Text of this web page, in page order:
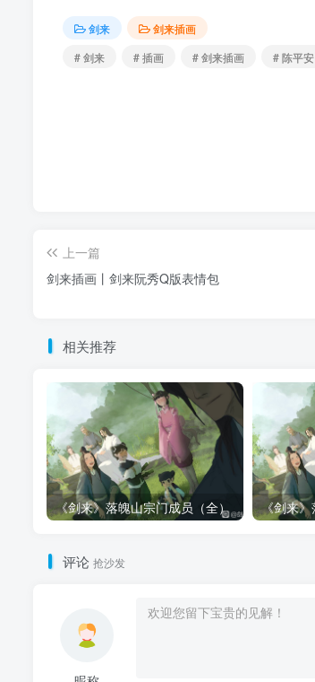
剑来
剑来插画
# 剑来
# 插画 # 剑来插画 # 陈平安
上一篇
剑来插画丨剑来阮秀Q版表情包
相关推荐
《剑来》落魄山宗门成员（全）
评论 抢沙发